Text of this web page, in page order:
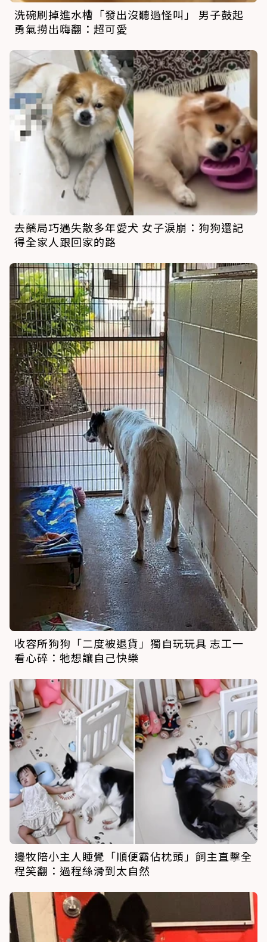
洗碗刷掉進水槽「發出沒聽過怪叫」 男子鼓起
勇氣撈出嗨翻：超可愛
去藥局巧遇失散多年愛犬 女子淚崩：狗狗還記
得全家人跟回家的路
收容所狗狗「二度被退貨」獨自玩玩具 志工一
看心碎：牠想讓自己快樂
邊牧陪小主人睡覺「順便霸佔枕頭」飼主直擊全
程笑翻：過程絲滑到太自然